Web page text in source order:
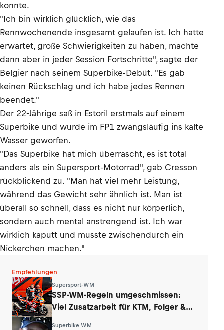
konnte.
"Ich bin wirklich glücklich, wie das
Rennwochenende insgesamt gelaufen ist. Ich hatte
erwartet, große Schwierigkeiten zu haben, machte
dann aber in jeder Session Fortschritte", sagte der
Belgier nach seinem Superbike-Debüt. "Es gab
keinen Rückschlag und ich habe jedes Rennen
beendet."
Der 22-Jährige saß in Estoril erstmals auf einem
Superbike und wurde im FP1 zwangsläufig ins kalte
Wasser geworfen.
"Das Superbike hat mich überrascht, es ist total
anders als ein Supersport-Motorrad", gab Cresson
rückblickend zu. "Man hat viel mehr Leistung,
während das Gewicht sehr ähnlich ist. Man ist
überall so schnell, dass es nicht nur körperlich,
sondern auch mental anstrengend ist. Ich war
wirklich kaputt und musste zwischendurch ein
Nickerchen machen."
Empfehlungen
Supersport-WM
SSP-WM-Regeln umgeschmissen:
Viel Zusatzarbeit für KTM, Folger &
Superbike WM